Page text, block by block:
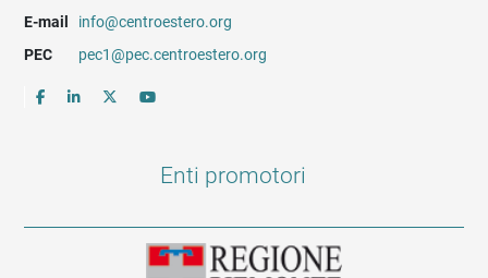
E-mail
info@centroestero.org
PEC
pec1@pec.centroestero.org
Enti promotori